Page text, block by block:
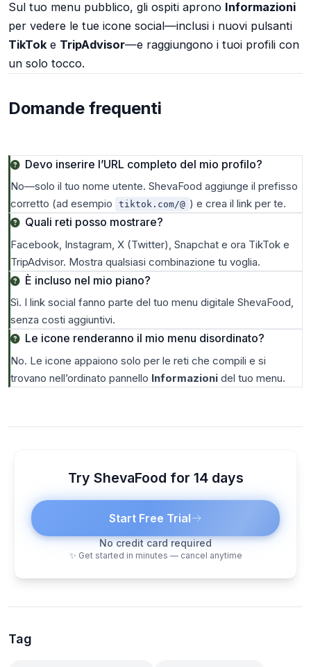
Sul tuo menu pubblico, gli ospiti aprono Informazioni
per vedere le tue icone social—inclusi i nuovi pulsanti
TikTok e TripAdvisor—e raggiungono i tuoi profili con
un solo tocco.
Domande frequenti
Devo inserire l’URL completo del mio profilo?
No—solo il tuo nome utente. ShevaFood aggiunge il prefisso
corretto (ad esempio
tiktok.com/@ ) e crea il link per te.
Quali reti posso mostrare?
Facebook, Instagram, X (Twitter), Snapchat e ora TikTok e
TripAdvisor. Mostra qualsiasi combinazione tu voglia.
È incluso nel mio piano?
Sì. I link social fanno parte del tuo menu digitale ShevaFood,
senza costi aggiuntivi.
Le icone renderanno il mio menu disordinato?
No. Le icone appaiono solo per le reti che compili e si
trovano nell’ordinato pannello Informazioni del tuo menu.
Try ShevaFood for 14 days
Start Free Trial
No credit card required
✨ Get started in minutes — cancel anytime
Tag